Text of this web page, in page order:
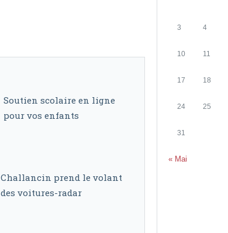
Soutien scolaire en ligne
pour vos enfants
Challancin prend le volant
des voitures-radar
3 4
10 11
17 18
24 25
31
« Mai